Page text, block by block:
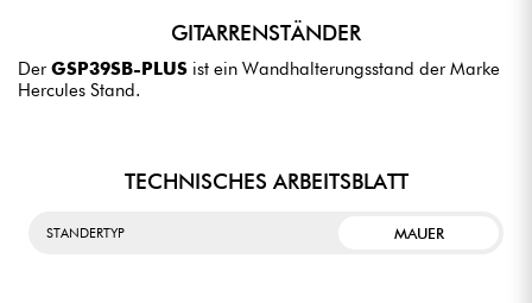
GITARRENSTÄNDER
Der GSP39SB-PLUS ist ein Wandhalterungsstand der Marke
Hercules Stand.
TECHNISCHES ARBEITSBLATT
STANDERTYP MAUER